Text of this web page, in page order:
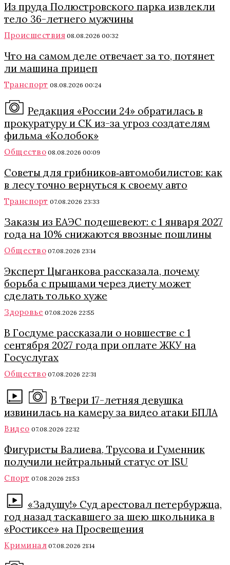
Из пруда Полюстровского парка извлекли
тело 36-летнего мужчины
Происшествия 08.08.2026 00:32
Что на самом деле отвечает за то, потянет
ли машина прицеп
Транспорт 08.08.2026 00:24
Редакция «России 24» обратилась в
прокуратуру и СК из-за угроз создателям
фильма «Колобок»
Общество 08.08.2026 00:09
Советы для грибников‑автомобилистов: как
в лесу точно вернуться к своему авто
Транспорт 07.08.2026 23:33
Заказы из ЕАЭС подешевеют: с 1 января 2027
года на 10% снижаются ввозные пошлины
Общество 07.08.2026 23:14
Эксперт Цыганкова рассказала, почему
борьба с прыщами через диету может
сделать только хуже
Здоровье 07.08.2026 22:55
В Госдуме рассказали о новшестве с 1
сентября 2027 года при оплате ЖКУ на
Госуслугах
Общество 07.08.2026 22:31
В Твери 17-летняя девушка
извинилась на камеру за видео атаки БПЛА
Видео 07.08.2026 22:12
Фигуристы Валиева, Трусова и Гуменник
получили нейтральный статус от ISU
Спорт 07.08.2026 21:53
«Задушу!» Суд арестовал петербуржца,
год назад таскавшего за шею школьника в
«Ростиксе» на Просвещения
Криминал 07.08.2026 21:14